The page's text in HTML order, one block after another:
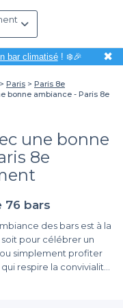
bar climatisé! ❄️🎉 ✖
Paris
Paris 8e
bonne ambiance - Paris 8e
une bonne
8e
76 bars
des bars est à la
pour célébrer un
simplement profiter
respire la convivialité